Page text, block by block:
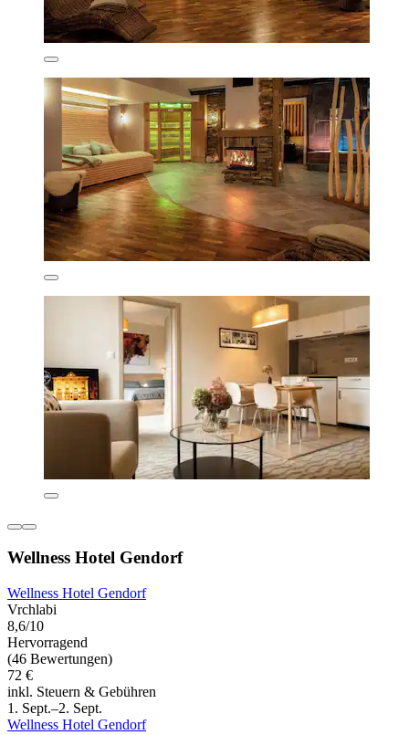
Wellness Hotel Gendorf
Wellness Hotel Gendorf
Vrchlabi
8,6/10
Hervorragend
(46 Bewertungen)
72 €
inkl. Steuern & Gebühren
1. Sept.–2. Sept.
Wellness Hotel Gendorf